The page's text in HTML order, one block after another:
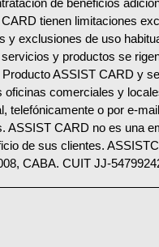
tienen limitaciones
y exclusio­nes de uso
y productos se
ASSIST CARD y
comerciales y
telefónicamente o por e-
ASSIST CARD no es una
de sus clientes.
CABA. CUIT JJ-